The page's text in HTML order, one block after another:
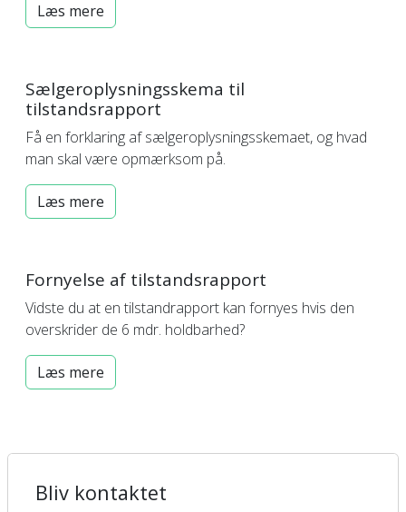
Læs mere
Sælgeroplysningsskema til
tilstandsrapport
Få en forklaring af sælgeroplysningsskemaet, og hvad
man skal være opmærksom på.
Læs mere
Fornyelse af tilstandsrapport
Vidste du at en tilstandrapport kan fornyes hvis den
overskrider de 6 mdr. holdbarhed?
Læs mere
Bliv kontaktet